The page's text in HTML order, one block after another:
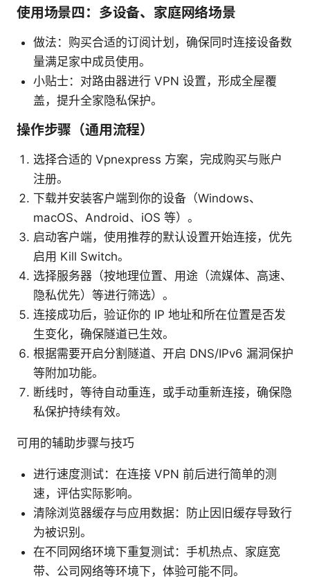
使用场景四：多设备、家庭网络场景
做法：购买合适的订阅计划，确保同时连接设备数
量满足家中成员使用。
小贴士：对路由器进行 VPN 设置，形成全屋覆
盖，提升全家隐私保护。
操作步骤（通用流程）
选择合适的 Vpnexpress 方案，完成购买与账户
注册。
下载并安装客户端到你的设备（Windows、
macOS、Android、iOS 等）。
启动客户端，使用推荐的默认设置开始连接，优先
启用 Kill Switch。
选择服务器（按地理位置、用途（流媒体、高速、
隐私优先）等进行筛选）。
连接成功后，验证你的 IP 地址和所在位置是否发
生变化，确保隧道已生效。
根据需要开启分割隧道、开启 DNS/IPv6 漏洞保护
等附加功能。
断线时，等待自动重连，或手动重新连接，确保隐
私保护持续有效。
可用的辅助步骤与技巧
进行速度测试：在连接 VPN 前后进行简单的测
速，评估实际影响。
清除浏览器缓存与应用数据：防止因旧缓存导致行
为被识别。
在不同网络环境下重复测试：手机热点、家庭宽
带、公司网络等环境下，体验可能不同。